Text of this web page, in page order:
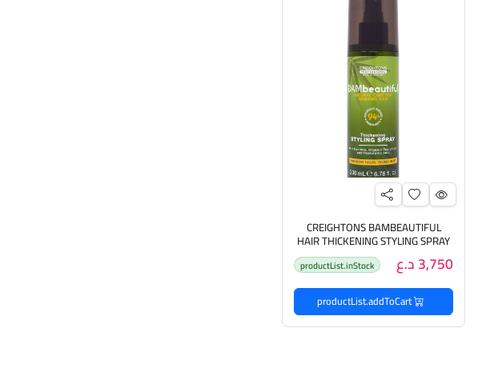
CREIGHTONS BAMBEAUTIFUL
HAIR THICKENING STYLING SPRAY
200ML كريتونز بخاخ تكثيف وتصفيف
الشعر 3,750 د.ع productList.inStock
productList.addToCart